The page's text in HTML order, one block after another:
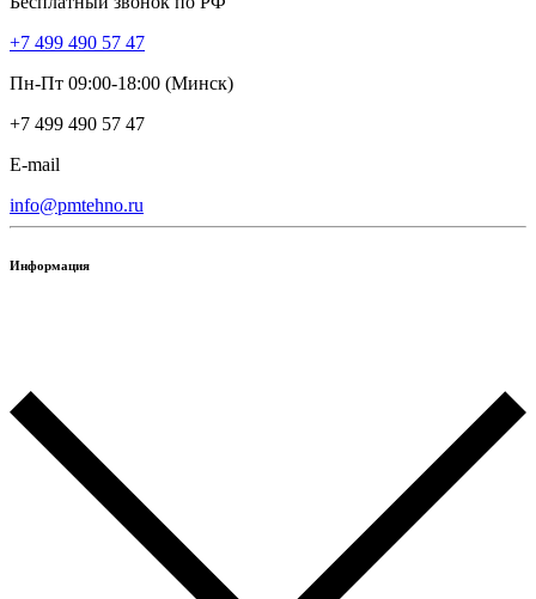
+7 499 490 57 47
Пн-Пт 09:00-18:00 (Минск)
+7 499 490 57 47
E-mail
info@pmtehno.ru
Информация